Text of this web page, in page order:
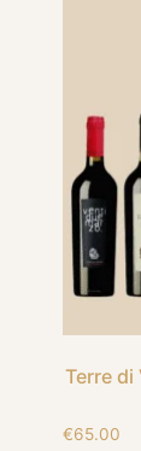
Terre
€65.00